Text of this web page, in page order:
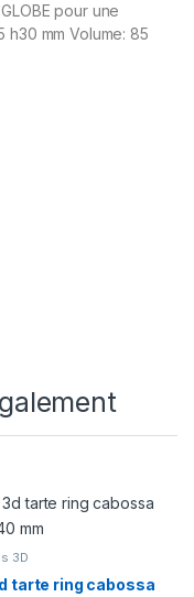
pour une
h30 mm Volume: 85
3D
tarte ring cabossa